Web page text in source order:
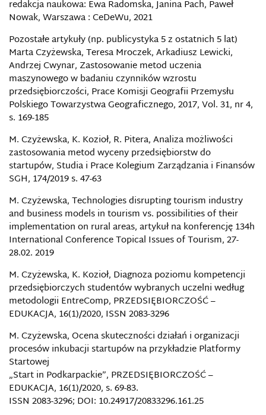
redakcja naukowa: Ewa Radomska, Janina Pach, Paweł
Nowak, Warszawa : CeDeWu, 2021
Pozostałe artykuły (np. publicystyka 5 z ostatnich 5 lat)
Marta Czyżewska, Teresa Mroczek, Arkadiusz Lewicki,
Andrzej Cwynar, Zastosowanie metod uczenia
maszynowego w badaniu czynników wzrostu
przedsiębiorczości, Prace Komisji Geografii Przemysłu
Polskiego Towarzystwa Geograficznego, 2017, Vol. 31, nr 4,
s. 169-185
M. Czyżewska, K. Kozioł, R. Pitera, Analiza możliwości
zastosowania metod wyceny przedsiębiorstw do
startupów, Studia i Prace Kolegium Zarządzania i Finansów
SGH, 174/2019 s. 47-63
M. Czyżewska, Technologies disrupting tourism industry
and business models in tourism vs. possibilities of their
implementation on rural areas, artykuł na konferencję 134h
International Conference Topical Issues of Tourism, 27-
28.02. 2019
M. Czyżewska, K. Kozioł, Diagnoza poziomu kompetencji
przedsiębiorczych studentów wybranych uczelni według
metodologii EntreComp, PRZEDSIĘBIORCZOŚĆ –
EDUKACJA, 16(1)/2020, ISSN 2083-3296
M. Czyżewska, Ocena skuteczności działań i organizacji
procesów inkubacji startupów na przykładzie Platformy
Startowej
„Start in Podkarpackie”, PRZEDSIĘBIORCZOŚĆ –
EDUKACJA, 16(1)/2020, s. 69-83.
ISSN 2083-3296; DOI: 10.24917/20833296.161.25